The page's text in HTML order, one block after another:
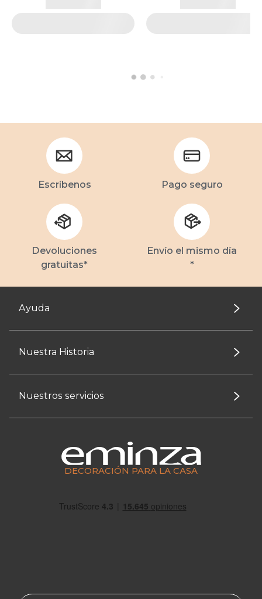
Escríbenos Pago seguro
Devoluciones
gratuitas*
Envío el mismo día
*
Ayuda
Nuestra Historia
Nuestros servicios
DECORACIÓN PARA LA CASA